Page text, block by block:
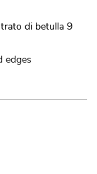
di betulla 9
edges